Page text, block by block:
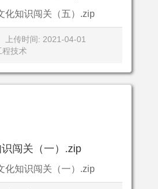
化知识闯关（五）.zip
上传时间: 2021-04-01
程技术
闯关（一）.zip
化知识闯关（一）.zip